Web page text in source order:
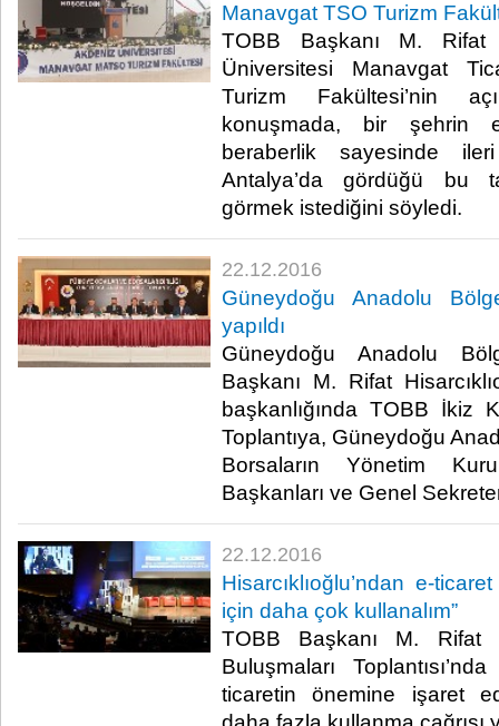
Manavgat TSO Turizm
TOBB Başkanı M. Rifat
Üniversitesi Manavgat
Turizm Fakültesi’nin
konuşmada, bir şehrin
beraberlik sayesinde
Antalya’da gördüğü bu
görmek istediğini söyledi.​
22.12.2016
Güneydoğu Anadolu
yapıldı
Güneydoğu Anadolu
Başkanı M. Rifat
başkanlığında TOBB İkiz
Toplantıya, Güneydoğu
Borsaların Yönetim
Başkanları ve Genel
22.12.2016
Hisarcıklıoğlu’ndan e-
için daha çok kullanalım”
TOBB Başkanı M. Rifat
Buluşmaları
ticaretin önemine işaret